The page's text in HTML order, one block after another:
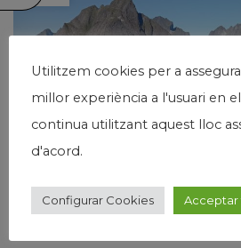
EMOCIONS AL LLINDAR DE LA
Utilitzem cookies per a
millor experiència a l'usuari en
continua utilitzant aquest lloc
d'acord.
Configurar Cookies Acceptar